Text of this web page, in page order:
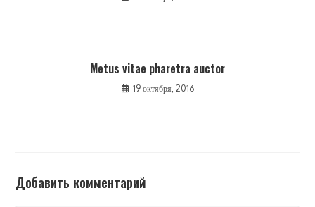
Metus vitae pharetra auctor
19 октября, 2016
Добавить комментарий